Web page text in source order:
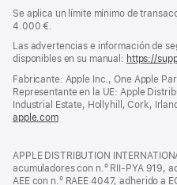
Se aplica un límite mínimo de
4.000 €.
Las advertencias e información de
disponibles en su manual: https://
Fabricante: Apple Inc., One Apple
Representante en la UE: Apple
Industrial Estate, Hollyhill, Cork,
apple.com(se
una
ventana
nueva)
APPLE DISTRIBUTION
acumuladores con n.º RII-PYA 919,
AEE con n.º RAEE 4047, adherido a